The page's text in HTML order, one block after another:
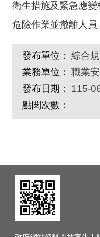
衛生措施及緊急應
危險作業並撤離人員
發布單位： 綜合
業務單位： 職業
發布日期：
115-
點閱次數：